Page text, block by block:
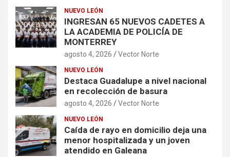
NUEVO LEÓN
INGRESAN 65 NUEVOS CADETES A
LA ACADEMIA DE POLICÍA DE
MONTERREY
agosto 4, 2026 Vector Norte
NUEVO LEÓN
Destaca Guadalupe a nivel nacional
en recolección de basura
agosto 4, 2026 Vector Norte
NUEVO LEÓN
Caída de rayo en domicilio deja una
menor hospitalizada y un joven
atendido en Galeana